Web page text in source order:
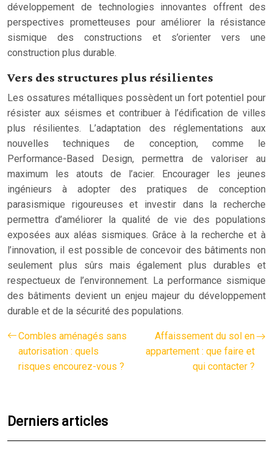
développement de technologies innovantes offrent des
perspectives prometteuses pour améliorer la résistance
sismique des constructions et s’orienter vers une
construction plus durable.
Vers des structures plus résilientes
Les ossatures métalliques possèdent un fort potentiel pour
résister aux séismes et contribuer à l’édification de villes
plus résilientes. L’adaptation des réglementations aux
nouvelles techniques de conception, comme le
Performance-Based Design, permettra de valoriser au
maximum les atouts de l’acier. Encourager les jeunes
ingénieurs à adopter des pratiques de conception
parasismique rigoureuses et investir dans la recherche
permettra d’améliorer la qualité de vie des populations
exposées aux aléas sismiques. Grâce à la recherche et à
l’innovation, il est possible de concevoir des bâtiments non
seulement plus sûrs mais également plus durables et
respectueux de l’environnement. La performance sismique
des bâtiments devient un enjeu majeur du développement
durable et de la sécurité des populations.
Combles aménagés sans
autorisation : quels
risques encourez-vous ?
Affaissement du sol en
appartement : que faire et
qui contacter ?
Derniers articles